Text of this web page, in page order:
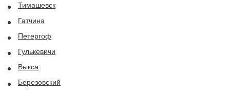
Тимашевск
Гатчина
Петергоф
Гулькевичи
Выкса
Березовский